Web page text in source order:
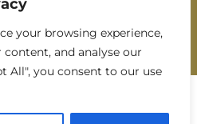
your browsing experience,
content, and analyse our
All", you consent to our use